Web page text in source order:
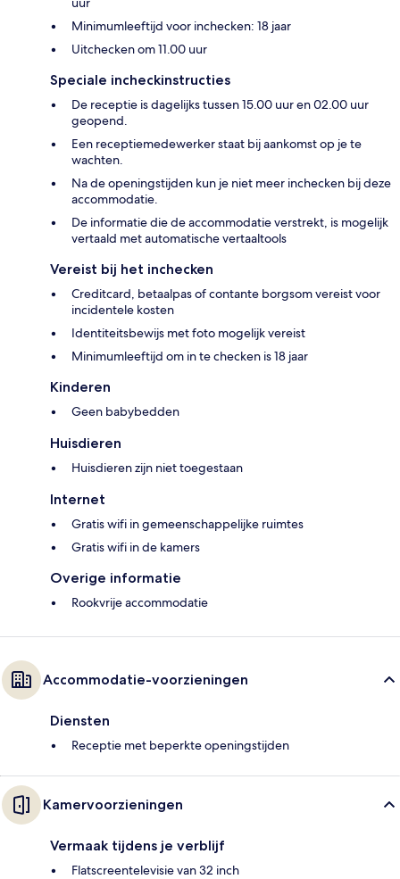
Minimumleeftijd voor inchecken: 18 jaar
Uitchecken om 11.00 uur
Speciale incheckinstructies
De receptie is dagelijks tussen 15.00 uur en 02.00 uur
geopend.
Een receptiemedewerker staat bij aankomst op je te
wachten.
Na de openingstijden kun je niet meer inchecken bij deze
accommodatie.
De informatie die de accommodatie verstrekt, is mogelijk
vertaald met automatische vertaaltools
Vereist bij het inchecken
Creditcard, betaalpas of contante borgsom vereist voor
incidentele kosten
Identiteitsbewijs met foto mogelijk vereist
Minimumleeftijd om in te checken is 18 jaar
Kinderen
Geen babybedden
Huisdieren
Huisdieren zijn niet toegestaan
Internet
Gratis wifi in gemeenschappelijke ruimtes
Gratis wifi in de kamers
Overige informatie
Rookvrije accommodatie
Accommodatie-voorzieningen
Diensten
Receptie met beperkte openingstijden
Kamervoorzieningen
Vermaak tijdens je verblijf
Flatscreentelevisie van 32 inch